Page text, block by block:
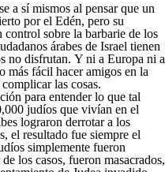
a sí mismos al pensar que un
por el Edén, pero su
sobre la barbarie de los
árabes de Israel tienen
no disfrutan. Y ni a Europa ni a
más fácil hacer amigos en la
las cosas.
para entender lo que tal
judíos que vivían en el
lograron derrotar a los
el resultado fue siempre el
simplemente fueron
los casos, fueron masacrados,